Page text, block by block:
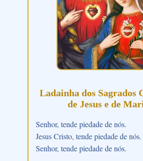
Ladainha dos Sagrados
de Jesus e de
Senhor, tende piedade de nós.
Jesus Cristo, tende piedade de nós.
Senhor, tende piedade de nós.